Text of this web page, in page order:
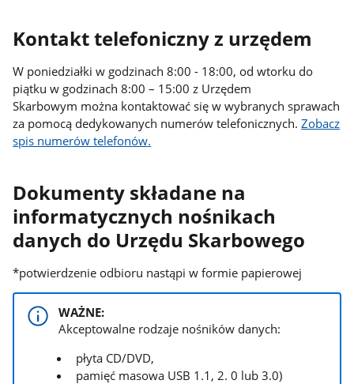
Kontakt telefoniczny z urzędem
W poniedziałki w godzinach 8:00 - 18:00, od wtorku do
piątku w godzinach 8:00 – 15:00 z Urzędem
Skarbowym można kontaktować się w wybranych sprawach
za pomocą dedykowanych numerów telefonicznych.Zobacz
spis numerów telefonów.
Dokumenty składane na
informatycznych nośnikach
danych do Urzędu Skarbowego
*potwierdzenie odbioru nastąpi w formie papierowej
WAŻNE:
Akceptowalne rodzaje nośników danych:
płyta CD/DVD,
pamięć masowa USB 1.1, 2. 0 lub 3.0)